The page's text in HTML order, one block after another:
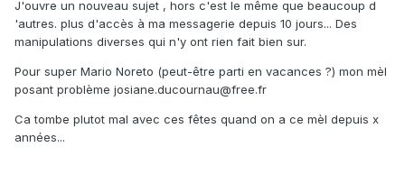
J'ouvre un nouveau sujet , hors c'est le même que beaucoup d
'autres. plus d'accès à ma messagerie depuis 10 jours... Des
manipulations diverses qui n'y ont rien fait bien sur.
Pour super Mario Noreto (peut-être parti en vacances ?) mon mèl
posant problème josiane.ducournau@free.fr
Ca tombe plutot mal avec ces fêtes quand on a ce mèl depuis x
années...